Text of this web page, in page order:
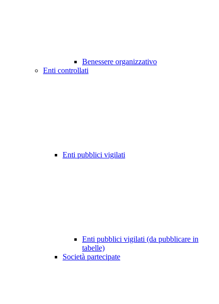
Benessere organizzativo
Enti controllati
Enti pubblici vigilati
Enti pubblici vigilati (da pubblicare in
tabelle)
Società partecipate